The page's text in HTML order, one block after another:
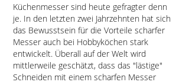
Küchenmesser sind heute gefragter denn
je. In den letzten zwei Jahrzehnten hat sich
das Bewusstsein für die Vorteile scharfer
Messer auch bei Hobbyköchen stark
entwickelt. Überall auf der Welt wird
mittlerweile geschätzt, dass das "lästige"
Schneiden mit einem scharfen Messer